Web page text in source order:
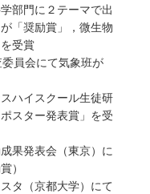
部門に２テーマで出
「奨励賞」，微生物
受賞
員会にて気象班が
ハイスクール生徒研
スター発表賞」を受
果発表会（東京）に
）
タ（京都大学）にて